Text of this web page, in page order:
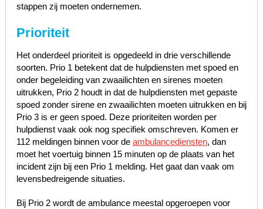
stappen zij moeten ondernemen.
Prioriteit
Het onderdeel prioriteit is opgedeeld in drie verschillende
soorten. Prio 1 betekent dat de hulpdiensten met spoed en
onder begeleiding van zwaailichten en sirenes moeten
uitrukken, Prio 2 houdt in dat de hulpdiensten met gepaste
spoed zonder sirene en zwaailichten moeten uitrukken en bij
Prio 3 is er geen spoed. Deze prioriteiten worden per
hulpdienst vaak ook nog specifiek omschreven. Komen er
112 meldingen binnen voor de ambulancediensten, dan
moet het voertuig binnen 15 minuten op de plaats van het
incident zijn bij een Prio 1 melding. Het gaat dan vaak om
levensbedreigende situaties.
Bij Prio 2 wordt de ambulance meestal opgeroepen voor